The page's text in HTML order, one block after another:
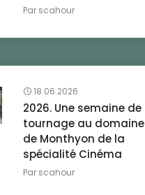
Par scahour
18.06.2026
2026. Une semaine de
tournage au domaine
de Monthyon de la
spécialité Cinéma
Par scahour